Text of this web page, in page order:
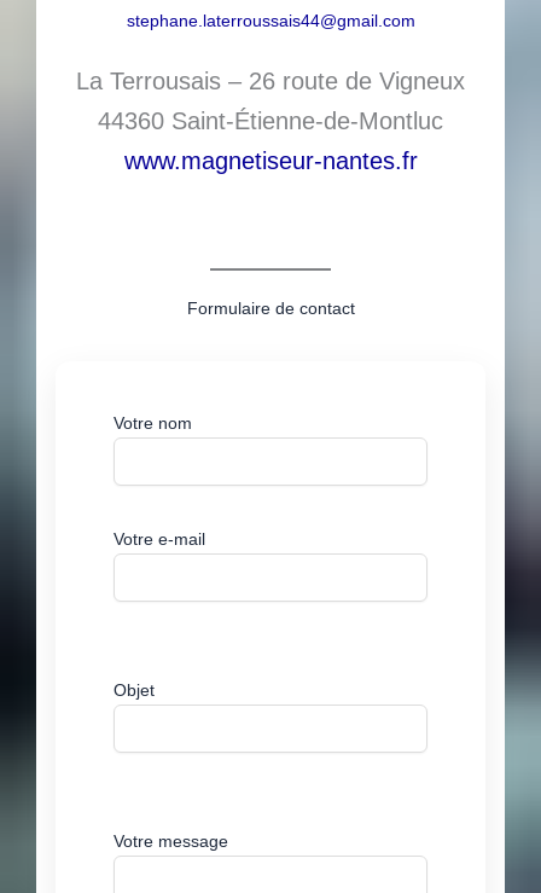
stephane.laterroussais44@gmail.com
La Terrousais – 26 route de Vigneux
44360 Saint-Étienne-de-Montluc
www.magnetiseur-nantes.fr
Formulaire de contact
Votre nom
Votre e-mail
Objet
Votre message